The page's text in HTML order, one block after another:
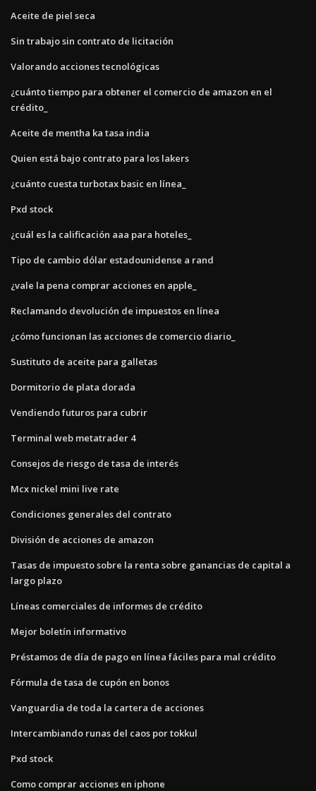
Aceite de piel seca
Sin trabajo sin contrato de licitación
Valorando acciones tecnológicas
¿cuánto tiempo para obtener el comercio de amazon en el
crédito_
Aceite de mentha ka tasa india
Quien está bajo contrato para los lakers
¿cuánto cuesta turbotax basic en línea_
Pxd stock
¿cuál es la calificación aaa para hoteles_
Tipo de cambio dólar estadounidense a rand
¿vale la pena comprar acciones en apple_
Reclamando devolución de impuestos en línea
¿cómo funcionan las acciones de comercio diario_
Sustituto de aceite para galletas
Dormitorio de plata dorada
Vendiendo futuros para cubrir
Terminal web metatrader 4
Consejos de riesgo de tasa de interés
Mcx nickel mini live rate
Condiciones generales del contrato
División de acciones de amazon
Tasas de impuesto sobre la renta sobre ganancias de capital a
largo plazo
Líneas comerciales de informes de crédito
Mejor boletín informativo
Préstamos de día de pago en línea fáciles para mal crédito
Fórmula de tasa de cupón en bonos
Vanguardia de toda la cartera de acciones
Intercambiando runas del caos por tokkul
Pxd stock
Como comprar acciones en iphone